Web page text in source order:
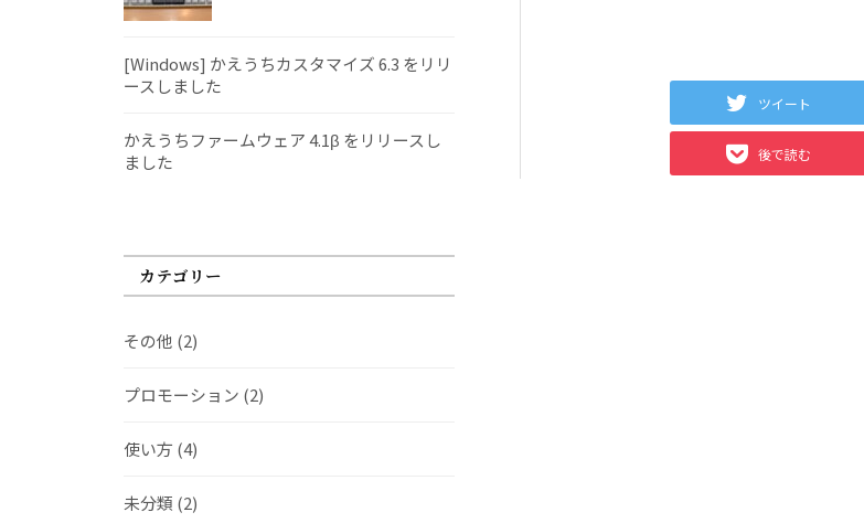
ツイート
後で読む
[Windows] かえうちカスタマイズ 6.3 をリリ
ースしました
かえうちファームウェア 4.1β をリリースし
ました
カテゴリー
その他 (2)
プロモーション (2)
使い方 (4)
未分類 (2)